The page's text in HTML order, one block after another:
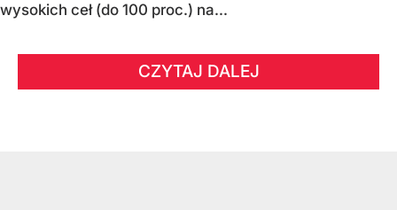
wysokich ceł (do 100 proc.) na...
CZYTAJ DALEJ